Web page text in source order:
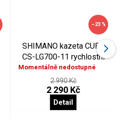
–23 %
SHIMANO kazeta CUES
CS-LG700-11 rychlostní
Momentálně nedostupné
2 990 Kč
2 290 Kč
Detail